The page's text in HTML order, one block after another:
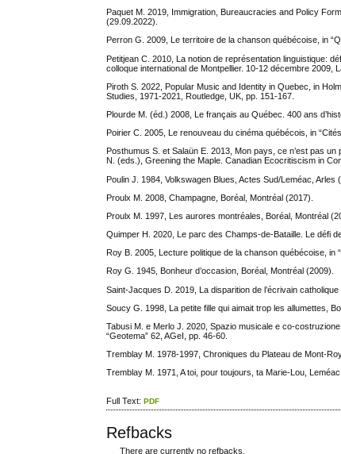
Paquet M. 2019, Immigration, Bureaucracies and Policy
(29.09.2022).
Perron G. 2009, Le territoire de la chanson québécoise, in
Petitjean C. 2010, La notion de représentation linguistique:
colloque international de Montpellier. 10-12 décembre 2009,
Piroth S. 2022, Popular Music and Identity in Quebec, in
Studies, 1971-2021, Routledge, UK, pp. 151-167.
Plourde M. (éd.) 2008, Le français au Québec. 400 ans
Poirier C. 2005, Le renouveau du cinéma québécois, in
Posthumus S. et Salaün E. 2013, Mon pays, ce n’est pas
N. (eds.), Greening the Maple. Canadian Ecocritiscism in
Poulin J. 1984, Volkswagen Blues, Actes Sud/Leméac, Arles
Proulx M. 2008, Champagne, Boréal, Montréal (2017).
Proulx M. 1997, Les aurores montréales, Boréal, Montréal
Quimper H. 2020, Le parc des Champs-de-Bataille. Le défi
Roy B. 2005, Lecture politique de la chanson québécoise, in
Roy G. 1945, Bonheur d’occasion, Boréal, Montréal (2009).
Saint-Jacques D. 2019, La disparition de l’écrivain
Soucy G. 1998, La petite fille qui aimait trop les allumettes,
Tabusi M. e Merlo J. 2020, Spazio musicale e co-
“Geotema” 62, AGeI, pp. 46-60.
Tremblay M. 1978-1997, Chroniques du Plateau de Mont-
Tremblay M. 1971, A toi, pour toujours, ta Marie-Lou,
Full Text:PDF
Refbacks
There are currently no refbacks.